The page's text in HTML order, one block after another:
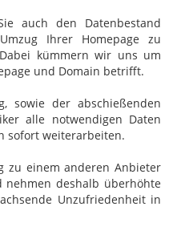
auch den Datenbestand
Ihrer Homepage zu
kümmern wir uns um
und Domain betrifft.
sowie der abschießenden
alle notwendigen Daten
sofort weiterarbeiten.
zu einem anderen Anbieter
deshalb überhöhte
Unzufriedenheit in